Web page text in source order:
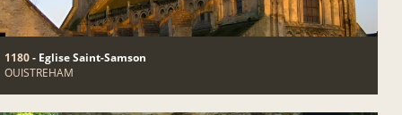
1180- Eglise Saint-Samson
OUISTREHAM